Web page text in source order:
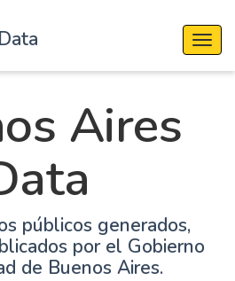
Aires
públicos generados,
por el Gobierno
de Buenos Aires.